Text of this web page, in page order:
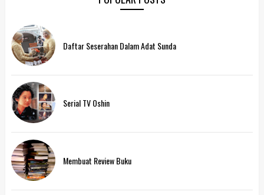
Daftar Seserahan Dalam Adat Sunda
Serial TV Oshin
Membuat Review Buku